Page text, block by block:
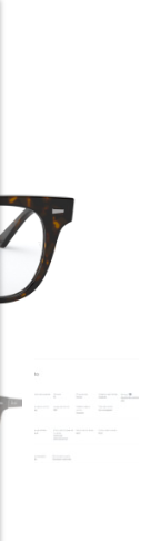
ACCESORIOS